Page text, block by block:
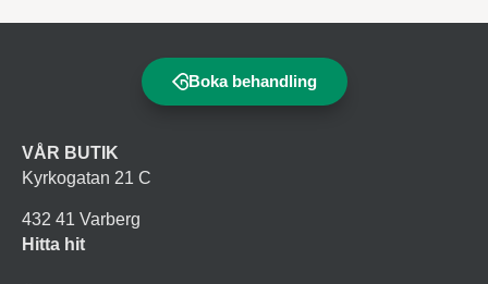
Boka behandling
VÅR BUTIK
Kyrkogatan 21 C
432 41 Varberg
Hitta hit